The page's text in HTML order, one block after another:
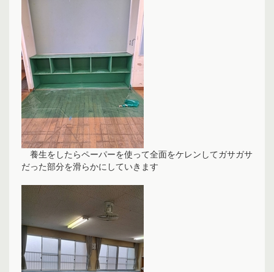
養生をしたらペーパーを使って全面をケレンしてガサガサ
だった部分を滑らかにしていきます